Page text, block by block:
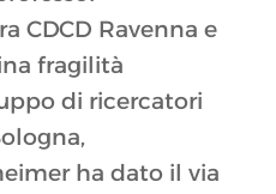
CDCD Ravenna e
fragilità
di ricercatori
ha dato il via